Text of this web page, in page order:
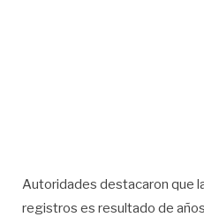
Autoridades destacaron que
registros es resultado de